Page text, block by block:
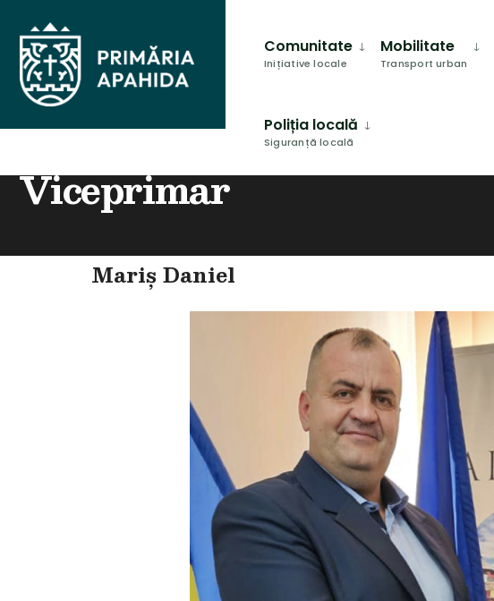
Comunitate
Inițiative locale
Mobilitate
Transport urban
Poliția locală
Siguranță locală
Viceprimar
Mariș Daniel